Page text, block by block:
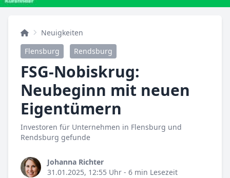
Neuigkeiten
Flensburg
Rendsburg
FSG-Nobiskrug:
Neubeginn mit neuen
Eigentümern
Investoren für Unternehmen in Flensburg und
Rendsburg gefunde
Johanna Richter
31.01.2025, 12:55 Uhr - 6 min Lesezeit